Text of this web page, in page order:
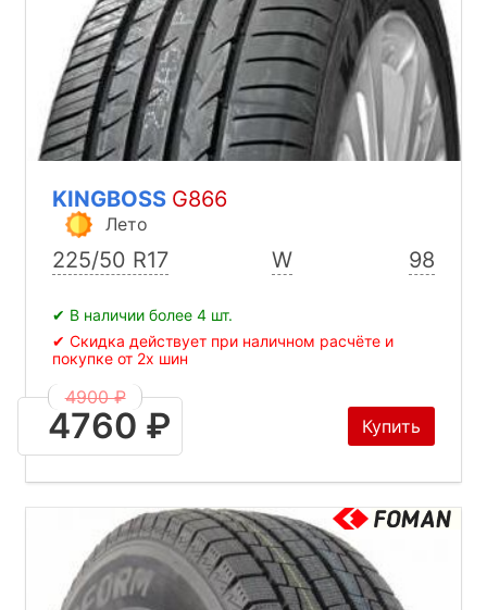
KINGBOSS G866
Лето
225/50 R17 W 98
✔ В наличии более 4 шт.
✔ Скидка действует при наличном расчёте и
покупке от 2х шин
4900 ₽
4760 ₽ Купить